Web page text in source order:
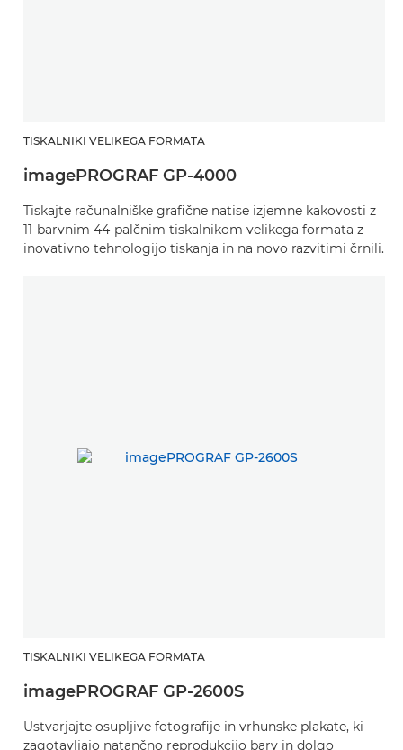
TISKALNIKI VELIKEGA FORMATA
imagePROGRAF GP-4000
Tiskajte računalniške grafične natise izjemne kakovosti z
11-barvnim 44-palčnim tiskalnikom velikega formata z
inovativno tehnologijo tiskanja in na novo razvitimi črnili.
TISKALNIKI VELIKEGA FORMATA
imagePROGRAF GP-2600S
Ustvarjajte osupljive fotografije in vrhunske plakate, ki
zagotavljajo natančno reprodukcijo barv in dolgo